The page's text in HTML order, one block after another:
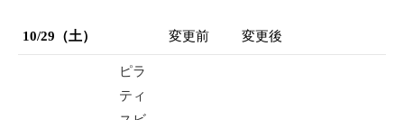
10/29（土） 変更前 変更後
ピラ
ティ